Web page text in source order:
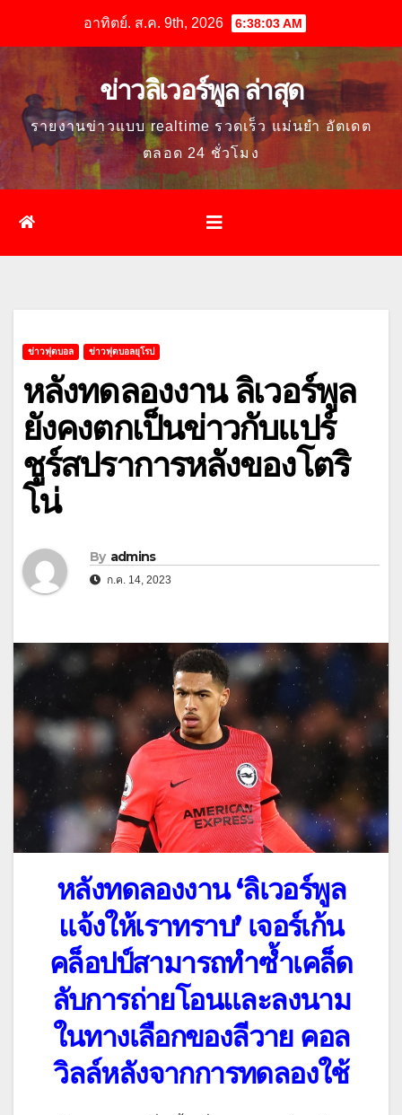
content
อาทิตย์. ส.ค. 9th, 2026 6:38:04 AM
ข่าวลิเวอร์พูล ล่าสุด
รายงานข่าวแบบ realtime รวดเร็ว แม่นยำ อัตเดต
ตลอด 24 ชั่วโมง
ข่าวฟุตบอล ข่าวฟุตบอลยุโรป
หลังทดลองงาน ลิเวอร์พูล
ยังคงตกเป็นข่าวกับแปร์
ชูร์สปราการหลังของโตริ
โน่
By admins
ก.ค. 14, 2023
หลังทดลองงาน ‘ลิเวอร์พูล
แจ้งให้เราทราบ’ เจอร์เก้น
คล็อปป์สามารถทำซ้ำเคล็ด
ลับการถ่ายโอนและลงนาม
ในทางเลือกของลีวาย คอล
วิลล์หลังจากการทดลองใช้